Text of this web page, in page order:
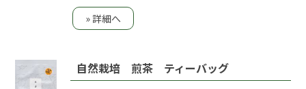
» 詳細へ
自然栽培 煎茶 ティーバッグ